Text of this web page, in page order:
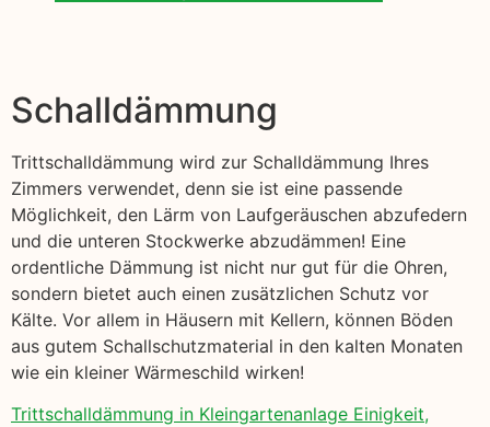
Schalldämmung
Trittschalldämmung wird zur Schalldämmung Ihres
Zimmers verwendet, denn sie ist eine passende
Möglichkeit, den Lärm von Laufgeräuschen abzufedern
und die unteren Stockwerke abzudämmen! Eine
ordentliche Dämmung ist nicht nur gut für die Ohren,
sondern bietet auch einen zusätzlichen Schutz vor
Kälte. Vor allem in Häusern mit Kellern, können Böden
aus gutem Schallschutzmaterial in den kalten Monaten
wie ein kleiner Wärmeschild wirken!
Trittschalldämmung in Kleingartenanlage Einigkeit,